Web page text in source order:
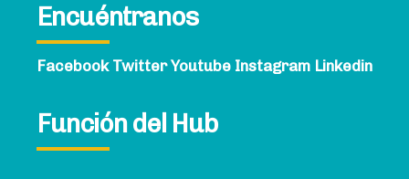
Encuéntranos
Facebook Twitter Youtube Instagram Linkedin
Función del Hub